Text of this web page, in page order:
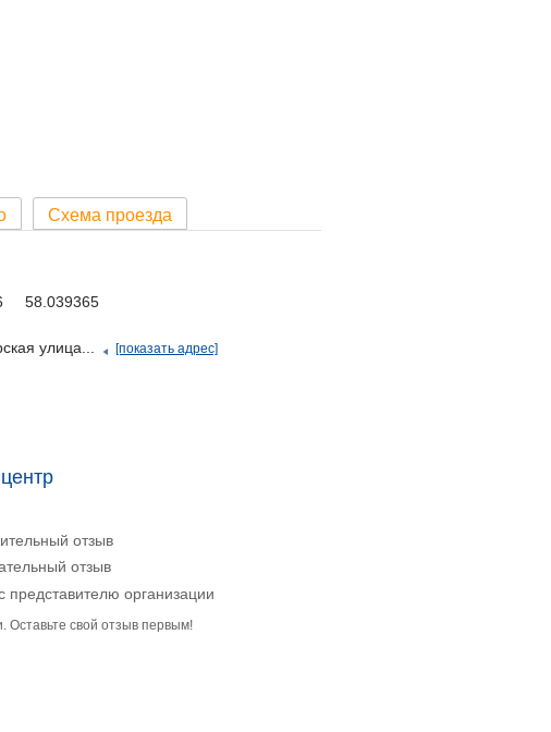
Схема проезда
58.039365
улица... [показать адрес]
отзыв
отзыв
представителю организации
Оставьте свой отзыв первым!